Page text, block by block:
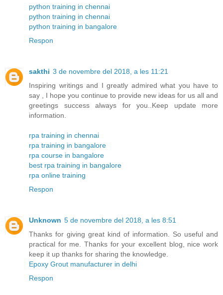
python training in chennai
python training in chennai
python training in bangalore
Respon
sakthi 3 de novembre del 2018, a les 11:21
Inspiring writings and I greatly admired what you have to
say , I hope you continue to provide new ideas for us all and
greetings success always for you..Keep update more
information.
rpa training in chennai
rpa training in bangalore
rpa course in bangalore
best rpa training in bangalore
rpa online training
Respon
Unknown 5 de novembre del 2018, a les 8:51
Thanks for giving great kind of information. So useful and
practical for me. Thanks for your excellent blog, nice work
keep it up thanks for sharing the knowledge.
Epoxy Grout manufacturer in delhi
Respon